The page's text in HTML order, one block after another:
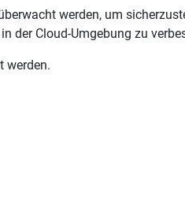
werden, um
der Cloud-Umgebung zu
werden.